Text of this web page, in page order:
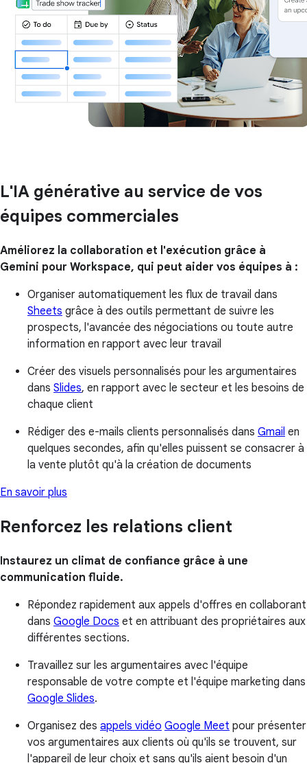
L'IA générative au service de vos
équipes commerciales
Améliorez la collaboration et l'exécution grâce à
Gemini pour Workspace, qui peut aider vos équipes à :
Organiser automatiquement les flux de travail dans
Sheets grâce à des outils permettant de suivre les
prospects, l'avancée des négociations ou toute autre
information en rapport avec leur travail
Créer des visuels personnalisés pour les argumentaires
dans Slides, en rapport avec le secteur et les besoins de
chaque client
Rédiger des e-mails clients personnalisés dans Gmail en
quelques secondes, afin qu'elles puissent se consacrer à
la vente plutôt qu'à la création de documents
En savoir plus
Renforcez les relations client
Instaurez un climat de confiance grâce à une
communication fluide.
Répondez rapidement aux appels d'offres en collaborant
dans Google Docs et en attribuant des propriétaires aux
différentes sections.
Travaillez sur les argumentaires avec l'équipe
responsable de votre compte et l'équipe marketing dans
Google Slides.
Organisez des appels vidéo Google Meet pour présenter
vos argumentaires aux clients où qu'ils se trouvent, sur
l'appareil de leur choix et sans qu'ils aient besoin d'un